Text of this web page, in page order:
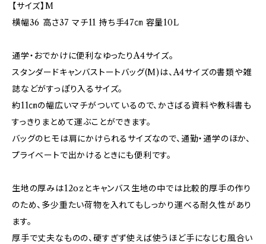
【サイズ】M
横幅36 高さ37 マチ11 持ち手47㎝ 容量10L
通学・おでかけに便利なゆったりA4サイズ。
スタンダードキャンバストートバッグ(M)は、A4サイズの書類や雑
誌などがすっぽり入るサイズ。
約11㎝の幅広いマチがついているので、かさばる資料や教科書も
すっきりまとめて運ぶことができます。
バッグのヒモは肩にかけられるサイズなので、通勤・通学のほか、
プライベートで出かけるときにも便利です。
生地の厚みは12ozとキャンバス生地の中では比較的厚手の作り
のため、多少重たい荷物を入れてもしっかり運べる耐久性があり
ます。
厚手で丈夫なものの、硬すぎず使えば使うほど手になじむ風合い